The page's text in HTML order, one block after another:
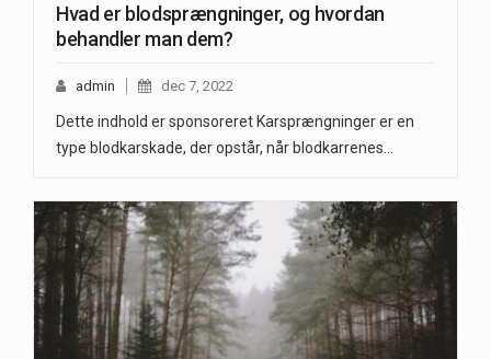
Hvad er blodsprængninger, og hvordan
behandler man dem?
admin dec 7, 2022
Dette indhold er sponsoreret Karsprængninger er en
type blodkarskade, der opstår, når blodkarrenes…